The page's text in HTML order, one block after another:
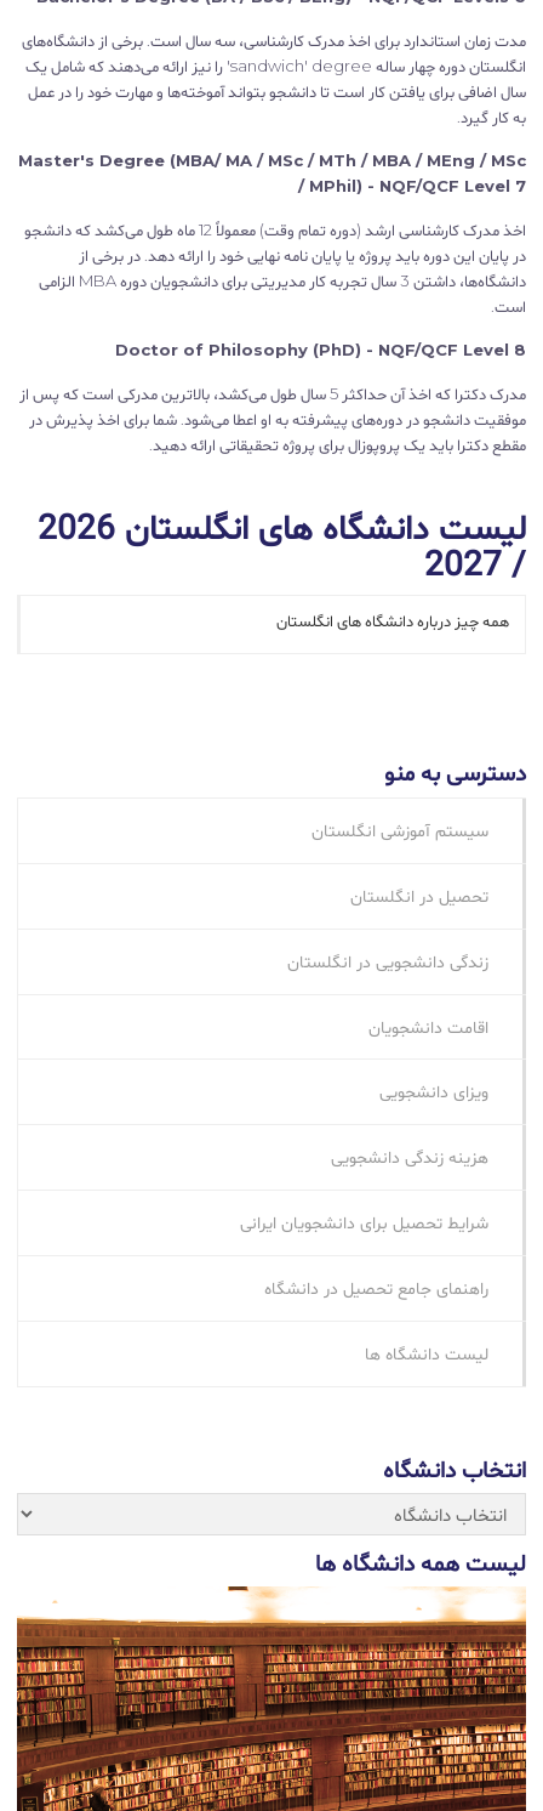
مدت زمان استاندارد برای اخذ مدرک کارشناسی، سه سال است. برخی از دانشگاه‌های
انگلستان دوره چهار ساله sandwich' degree' را نیز ارائه می‌دهند که شامل یک
سال اضافی برای یافتن کار است تا دانشجو بتواند آموخته‌ها و مهارت خود را در عمل
به کار گیرد.
Master's Degree (MBA/ MA / MSc / MTh / MBA / MEng / MSc
/ MPhil) - NQF/QCF Level 7
اخذ مدرک کارشناسی ارشد (دوره تمام وقت) معمولاً 12 ماه طول می‌کشد که دانشجو
در پایان این دوره باید پروژه یا پایان نامه نهایی خود را ارائه دهد. در برخی از
دانشگاه‌ها، داشتن 3 سال تجربه کار مدیریتی برای دانشجویان دوره MBA الزامی
است.
Doctor of Philosophy (PhD) - NQF/QCF Level 8
مدرک دکترا که اخذ آن حداکثر 5 سال طول می‌کشد، بالاترین مدرکی است که پس از
موفقیت دانشجو در دوره‌های پیشرفته به او اعطا می‌شود. شما برای اخذ پذیرش در
مقطع دکترا باید یک پروپوزال برای پروژه تحقیقاتی ارائه دهید.
لیست دانشگاه های انگلستان 2026
/ 2027
همه چیز درباره دانشگاه های انگلستان
دسترسی به منو
سیستم آموزشی انگلستان
تحصیل در انگلستان
زندگی دانشجویی در انگلستان
اقامت دانشجویان
ویزای دانشجویی
هزینه زندگی دانشجویی
شرایط تحصیل برای دانشجویان ایرانی
راهنمای جامع تحصیل در دانشگاه
لیست دانشگاه ها
انتخاب دانشگاه
لیست همه دانشگاه ها